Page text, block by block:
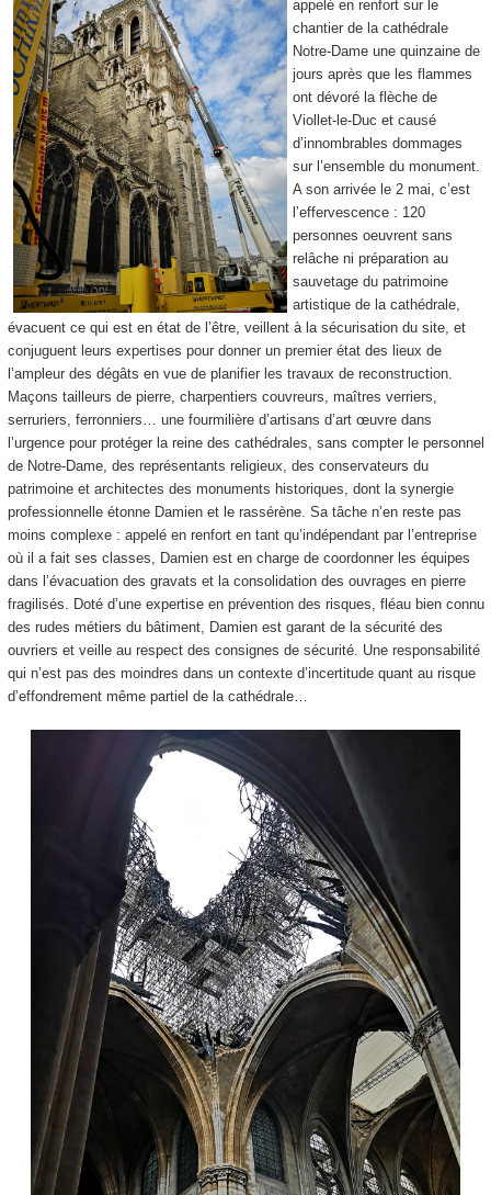
appelé en renfort sur le
chantier de la cathédrale
Notre-Dame une quinzaine de
jours après que les flammes
ont dévoré la flèche de
Viollet-le-Duc et causé
d’innombrables dommages
sur l’ensemble du monument.
A son arrivée le 2 mai, c’est
l’effervescence : 120
personnes oeuvrent sans
relâche ni préparation au
sauvetage du patrimoine
artistique de la cathédrale,
évacuent ce qui est en état de l’être, veillent à la sécurisation du site, et
conjuguent leurs expertises pour donner un premier état des lieux de
l’ampleur des dégâts en vue de planifier les travaux de reconstruction.
Maçons tailleurs de pierre, charpentiers couvreurs, maîtres verriers,
serruriers, ferronniers… une fourmilière d’artisans d’art œuvre dans
l’urgence pour protéger la reine des cathédrales, sans compter le personnel
de Notre-Dame, des représentants religieux, des conservateurs du
patrimoine et architectes des monuments historiques, dont la synergie
professionnelle étonne Damien et le rassérène. Sa tâche n’en reste pas
moins complexe : appelé en renfort en tant qu’indépendant par l’entreprise
où il a fait ses classes, Damien est en charge de coordonner les équipes
dans l’évacuation des gravats et la consolidation des ouvrages en pierre
fragilisés. Doté d’une expertise en prévention des risques, fléau bien connu
des rudes métiers du bâtiment, Damien est garant de la sécurité des
ouvriers et veille au respect des consignes de sécurité. Une responsabilité
qui n’est pas des moindres dans un contexte d’incertitude quant au risque
d’effondrement même partiel de la cathédrale…